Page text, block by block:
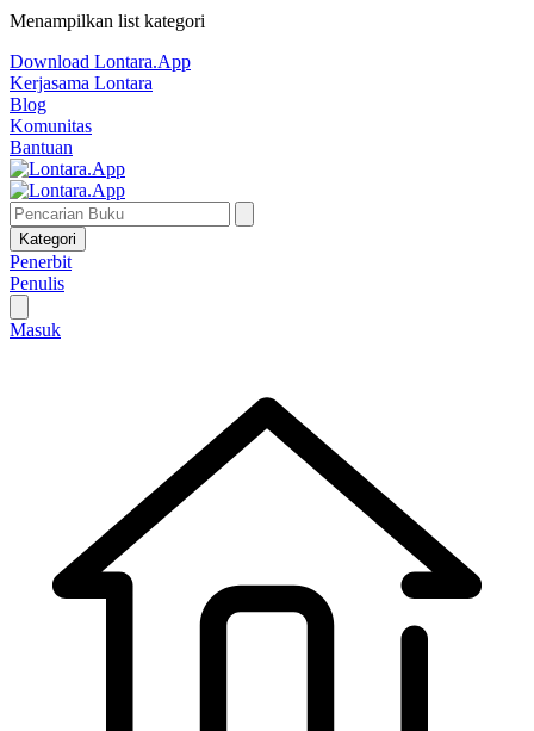
Menampilkan list kategori
Download Lontara.App
Kerjasama Lontara
Blog
Komunitas
Bantuan
Kategori
Penerbit
Penulis
Masuk